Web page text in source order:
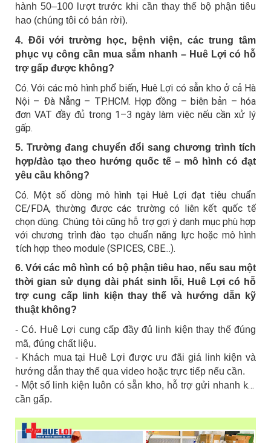
hành 50–100 lượt trước khi cần thay thế bộ phận tiêu
hao (chúng tôi có bán rời).
4. Đối với trường học, bệnh viện, các trung tâm
phục vụ công cần mua sắm nhanh – Huê Lợi có hỗ
trợ gấp được không?
Có. Với các mô hình phổ biến, Huê Lợi có sẵn kho ở cả Hà
Nội – Đà Nẵng – TP.HCM. Hợp đồng – biên bản – hóa
đơn VAT đầy đủ trong 1–3 ngày làm việc nếu cần xử lý
gấp.
5. Trường đang chuyển đổi sang chương trình tích
hợp/đào tạo theo hướng quốc tế – mô hình có đạt
yêu cầu không?
Có. Một số dòng mô hình tại Huê Lợi đạt tiêu chuẩn
CE/FDA, thường được các trường có liên kết quốc tế
chọn dùng. Chúng tôi cũng hỗ trợ gợi ý danh mục phù hợp
với chương trình đào tạo chuẩn năng lực hoặc mô hình
tích hợp theo module (SPICES, CBE...).
6. Với các mô hình có bộ phận tiêu hao, nếu sau một
thời gian sử dụng dài phát sinh lỗi, Huê Lợi có hỗ
trợ cung cấp linh kiện thay thế và hướng dẫn kỹ
thuật không?
- Có. Huê Lợi cung cấp đầy đủ linh kiện thay thế đúng
mã, đúng chất liệu.
- Khách mua tại Huê Lợi được ưu đãi giá linh kiện và
hướng dẫn thay thế qua video hoặc trực tiếp nếu cần.
- Một số linh kiện luôn có sẵn kho, hỗ trợ gửi nhanh khi
cần gấp.